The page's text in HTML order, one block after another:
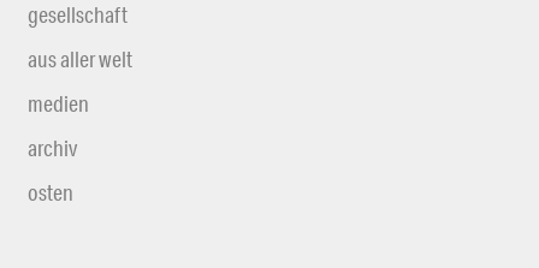
gesellschaft
aus aller welt
medien
archiv
osten